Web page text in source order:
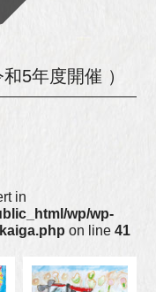
和5年度開催 ）
in
wp/wp-
on line41